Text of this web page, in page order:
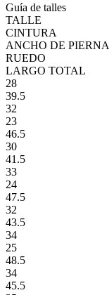
Guía de talles
TALLE
CINTURA
ANCHO DE PIERNA
RUEDO
LARGO TOTAL
28
39.5
32
23
46.5
30
41.5
33
24
47.5
32
43.5
34
25
48.5
34
45.5